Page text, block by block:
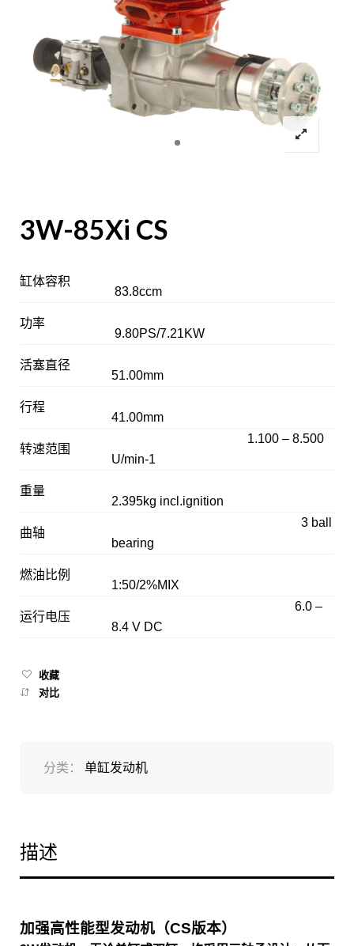
3W-85Xi CS
缸体容积
83.8ccm
功率
9.80PS/7.21KW
活塞直径
51.00mm
行程
41.00mm
转速范围
1.100 – 8.500
U/min-1
重量
2.395kg incl.ignition
曲轴
3 ball
bearing
燃油比例
1:50/2%MIX
运行电压
6.0 –
8.4 V DC
收藏
对比
分类： 单缸发动机
描述
加强高性能型发动机（CS版本）